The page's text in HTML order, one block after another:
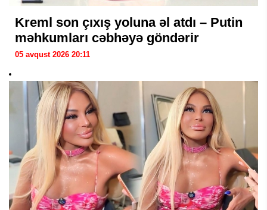
Kreml son çıxış yoluna əl atdı – Putin
məhkumları cəbhəyə göndərir
05 avqust 2026 20:11